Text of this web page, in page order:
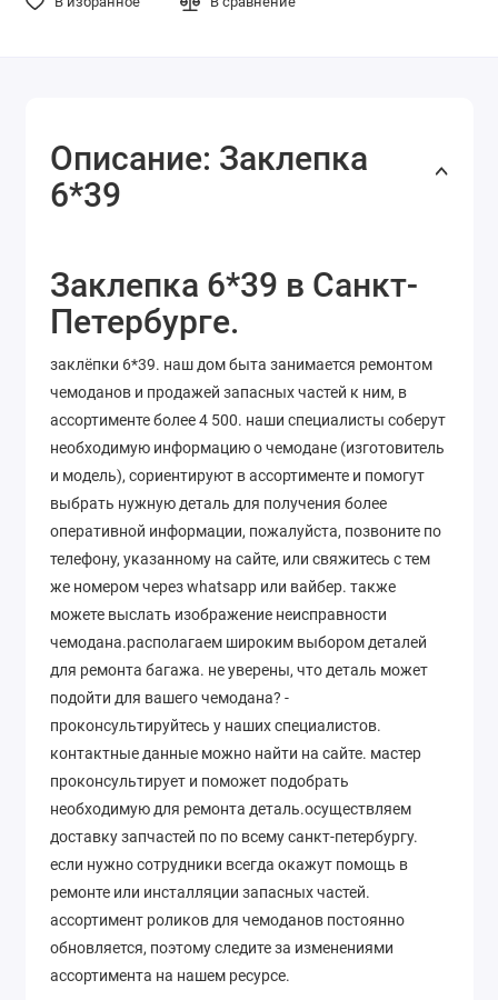
Описание: Заклепка
6*39
Заклепка 6*39 в Санкт-
Петербурге.
заклёпки 6*39. наш дом быта занимается ремонтом
чемоданов и продажей запасных частей к ним, в
ассортименте более 4 500. наши специалисты соберут
необходимую информацию о чемодане (изготовитель
и модель), сориентируют в ассортименте и помогут
выбрать нужную деталь для получения более
оперативной информации, пожалуйста, позвоните по
телефону, указанному на сайте, или свяжитесь с тем
же номером через whatsapp или вайбер. также
можете выслать изображение неисправности
чемодана.располагаем широким выбором деталей
для ремонта багажа. не уверены, что деталь может
подойти для вашего чемодана? -
проконсультируйтесь у наших специалистов.
контактные данные можно найти на сайте. мастер
проконсультирует и поможет подобрать
необходимую для ремонта деталь.осуществляем
доставку запчастей по по всему санкт-петербургу.
если нужно сотрудники всегда окажут помощь в
ремонте или инсталляции запасных частей.
ассортимент роликов для чемоданов постоянно
обновляется, поэтому следите за изменениями
ассортимента на нашем ресурсе.